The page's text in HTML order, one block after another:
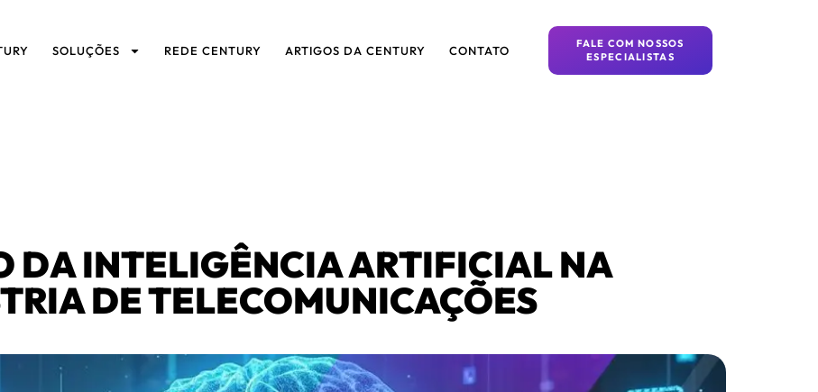
SOLUÇÕES REDE CENTURY ARTIGOS DA CENTURY CONTATO
FALE COM NOSSOS
ESPECIALISTAS
DA INTELIGÊNCIA ARTIFICIAL NA
DE TELECOMUNICAÇÕES